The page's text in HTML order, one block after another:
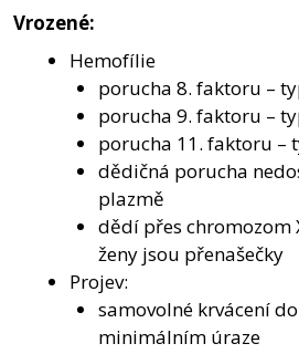
Vrozené:
Hemofílie
porucha 8. faktoru –
porucha 9. faktoru –
porucha 11. faktoru –
dědičná porucha
plazmě
dědí přes chromozom
ženy jsou přenašečky
Projev:
samovolné krvácení
minimálním úraze